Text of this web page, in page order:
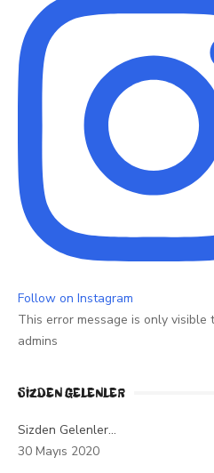
Follow on Instagram
This error message is only visible
admins
SIZDEN GELENLER
Sizden Gelenler…
30 Mayıs 2020